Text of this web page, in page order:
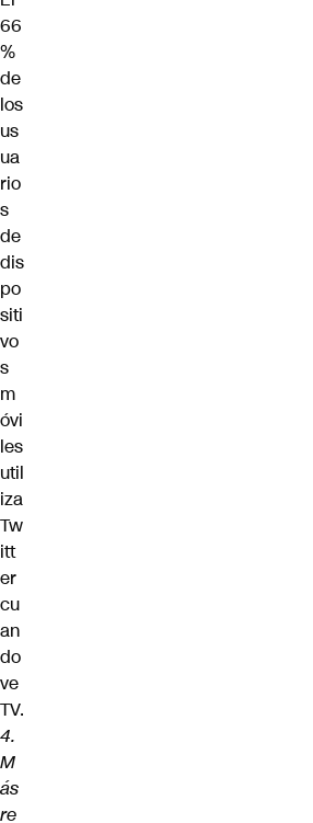
66
%
de
los
us
ua
rio
s
de
dis
po
siti
vo
s
m
óvi
les
util
iza
Tw
itt
er
cu
an
do
ve
TV.
4.
M
ás
re